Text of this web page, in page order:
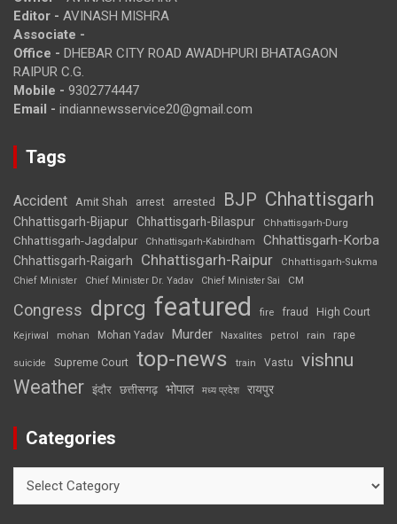
Editor - AVINASH MISHRA
Associate -
Office - DHEBAR CITY ROAD AWADHPURI BHATAGAON
RAIPUR C.G.
Mobile - 9302774447
Email - indiannewsservice20@gmail.com
Tags
Accident Amit Shah arrest arrested BJP Chhattisgarh
Chhattisgarh-Bijapur Chhattisgarh-Bilaspur Chhattisgarh-Durg
Chhattisgarh-Jagdalpur Chhattisgarh-Kabirdham Chhattisgarh-Korba
Chhattisgarh-Raigarh Chhattisgarh-Raipur
Chhattisgarh-Sukma
Chief Minister
Chief Minister Dr. Yadav Chief Minister Sai CM
Congress dprcg featured fire fraud High Court
Kejriwal mohan Mohan Yadav Murder Naxalites petrol rain rape
suicide Supreme Court top-news train Vastu vishnu
Weather इंदौर छत्तीसगढ़ भोपाल मध्य प्रदेश रायपुर
Categories